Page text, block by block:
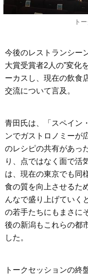
ト
今後のレストランシー
大賞受賞者2人の”変化
ーカスし、現在の飲食
交流について言及。
青田氏は、「スペイン
ンでガストロノミーが
のレシピの共有があっ
り、点ではなく面で活
は、現在の東京でも同
食の質を向上させるた
んなで盛り上げていく
の若手たちにもまさに
後の新潟もこれらの都
した。
トークセッションの終